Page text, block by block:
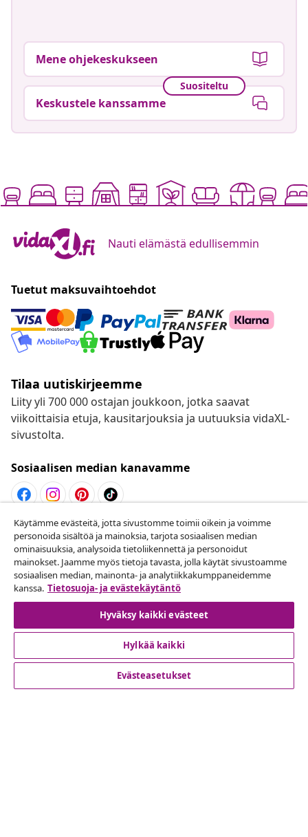
Mene ohjekeskukseen
Suositeltu
Keskustele kanssamme
Nauti elämästä edullisemmin
Tuetut maksuvaihtoehdot
Tilaa uutiskirjeemme
Liity yli 700 000 ostajan joukkoon, jotka saavat
viikoittaisia etuja, kausitarjouksia ja uutuuksia vidaXL-
sivustolta.
Sosiaalisen median kanavamme
Peruuta tilaus
Lähetä tilauksen peruutuspyyntö.
Peruuta tilaus
Liiketoiminta
Käytämme evästeitä, jotta sivustomme toimii oikein ja voimme
personoida sisältöä ja mainoksia, tarjota sosiaalisen median
ominaisuuksia, analysoida tietoliikennettä ja personoidut
mainokset. Jaamme myös tietoja tavasta, jolla käytät sivustoamme
sosiaalisen median, mainonta- ja analytiikkakumppaneidemme
kanssa. Tietosuoja- ja evästekäytäntö
Hyväksy kaikki evästeet
Hylkää kaikki
Evästeasetukset